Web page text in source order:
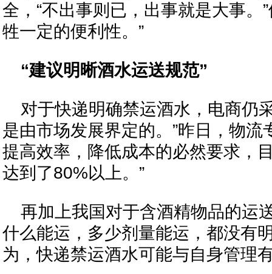
全，“不出事则已，出事就是大事。
牲一定的便利性。”
“建议明晰酒水运送规范”
对于快递明确禁运酒水，电商仍
是由市场发展界定的。”昨日，物流
提高效率，降低成本的必然要求，
达到了80%以上。”
再加上我国对于含酒精物品的运
什么能运，多少剂量能运，都没有
为，快递禁运酒水可能与自身管理